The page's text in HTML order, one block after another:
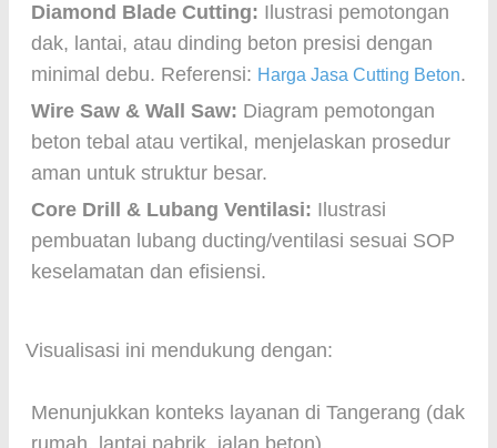
Diamond Blade Cutting: Ilustrasi pemotongan
dak, lantai, atau dinding beton presisi dengan
minimal debu. Referensi: Harga Jasa Cutting Beton.
Wire Saw & Wall Saw: Diagram pemotongan
beton tebal atau vertikal, menjelaskan prosedur
aman untuk struktur besar.
Core Drill & Lubang Ventilasi: Ilustrasi
pembuatan lubang ducting/ventilasi sesuai SOP
keselamatan dan efisiensi.
Visualisasi ini mendukung dengan:
Menunjukkan konteks layanan di Tangerang (dak
rumah, lantai pabrik, jalan beton).